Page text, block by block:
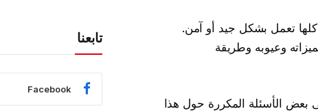
كلها تعمل بشكل جيد أو آمن.
وعيوبه وطريقة
الأسئلة المكررة حول هذا
تابعنا
Facebook